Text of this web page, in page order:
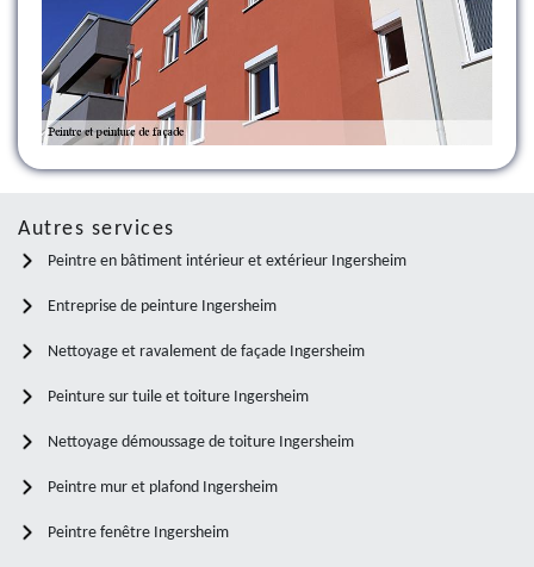
Autres services
Peintre en bâtiment intérieur et extérieur Ingersheim
Entreprise de peinture Ingersheim
Nettoyage et ravalement de façade Ingersheim
Peinture sur tuile et toiture Ingersheim
Nettoyage démoussage de toiture Ingersheim
Peintre mur et plafond Ingersheim
Peintre fenêtre Ingersheim